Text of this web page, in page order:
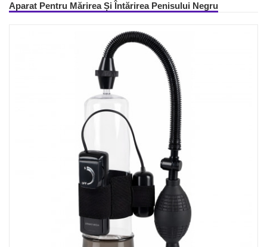
Aparat Pentru Mărirea Și Întărirea Penisului Negru